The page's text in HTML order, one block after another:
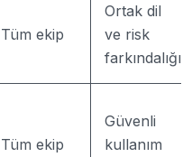
Tüm ekip
Ortak dil
ve risk
farkındalığı
Tüm ekip
Güvenli
kullanım